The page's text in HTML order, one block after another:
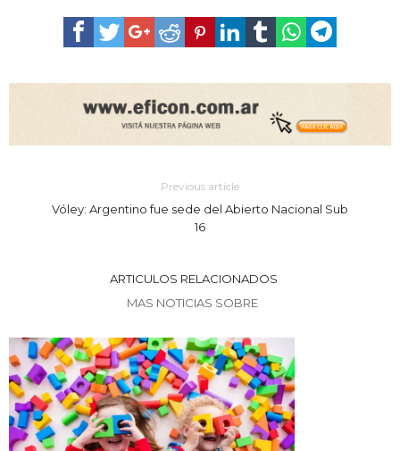
Previous article
Vóley: Argentino fue sede del Abierto Nacional Sub
16
ARTICULOS RELACIONADOS
MAS NOTICIAS SOBRE